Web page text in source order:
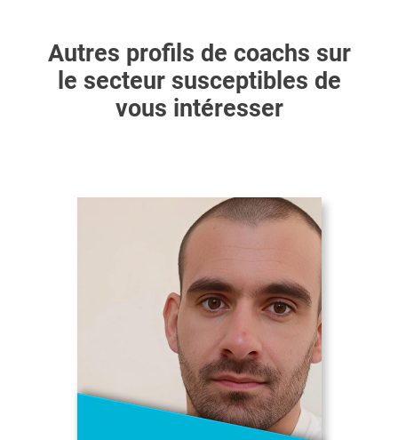
Autres profils de coachs sur
le secteur susceptibles de
vous intéresser